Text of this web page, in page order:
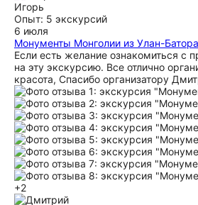
Игорь
Опыт: 5 экскурсий
6 июля
Монументы Монголии из Улан-Батора
Если есть желание ознакомиться с
на эту экскурсию. Все отлично
красота, Спасибо организатору
+2